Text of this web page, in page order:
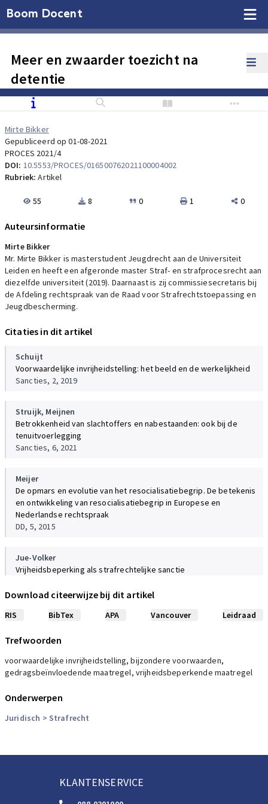
Boom Docent
Meer en zwaarder toezicht na
detentie
Mirte Bikker
Gepubliceerd op 01-08-2021
PROCES 2021/4
DOI: 10.5553/PROCES/016500762021100004002
Rubriek:Artikel
55 8 0 1 0
Auteursinformatie
Mirte Bikker
Mr. Mirte Bikker is masterstudent Jeugdrecht aan de Universiteit
Leiden en heeft een afgeronde master Straf- en strafprocesrecht aan
diezelfde universiteit (2019). Daarnaast is zij commissiesecretaris bij
de Afdeling rechtspraak van de Raad voor Strafrechtstoepassing en
Jeugdbescherming.
Citaties in dit artikel
Schuijt
Voorwaardelijke invrijheidstelling: het beeld en de werkelijkheid
Sancties, 2, 2019
Struijk, Meijnen
Betrokkenheid van slachtoffers en nabestaanden: ook bij de
tenuitvoerlegging
Sancties, 6, 2021
Meijer
De opmars en evolutie van het resocialisatiebegrip. De betekenis
en ontwikkeling van resocialisatiebegrip in Europese en
Nederlandse rechtspraak
DD, 5, 2015
Jue-Volker
Vrijheidsbeperking als strafrechtelijke sanctie
Struijk
achterdeur open?
Boone
van bijzondere voorwaarden
PROCES, 6, 2009
Download citeerwijze bij dit artikel
RIS BibTex APA Vancouver Leidraad
Trefwoorden
voorwaardelijke invrijheidstelling, bijzondere voorwaarden,
gedragsbeïnvloedende maatregel, vrijheidsbeperkende maatregel
Onderwerpen
Juridisch > Strafrecht
KLANTENSERVICE